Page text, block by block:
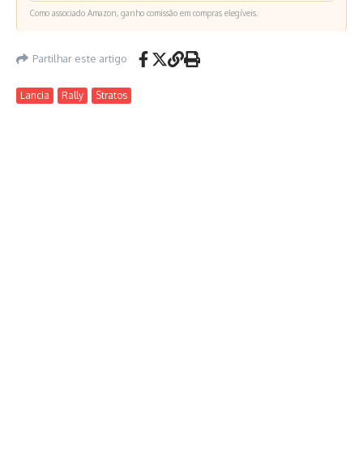
Como associado Amazon, ganho comissão em compras elegíveis.
Partilhar este artigo
Lancia Rally Stratos